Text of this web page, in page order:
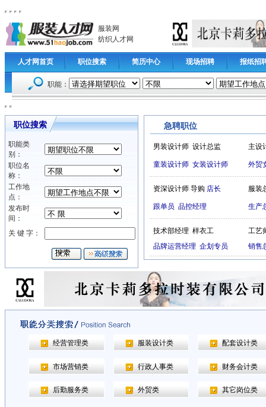
服装网
纺织人才网
人才网首页 职位搜索 简历中心 现场招聘 报纸招
职能：
职位搜索
职能类
别：
职位名
称：
工作地
点：
发布时
间：
关 键 字：
急聘职位
男装设计师 设计总监 主设
童装设计师 女装设计师 外贸
资深设计师 导购 店长 服装
跟单员 品控经理 生产
技术部经理 样衣工
工艺
品牌运营经理 企划专员 销售
经营管理类 服装设计类 配套设计类
市场营销类 行政人事类 财务会计类
后勤服务类 外贸类 其它岗位类